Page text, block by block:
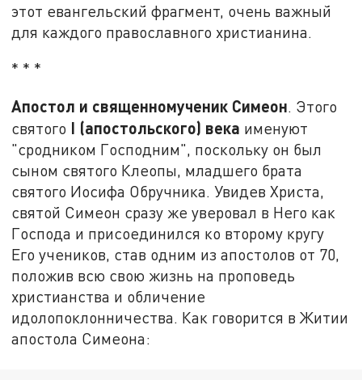
этот евангельский фрагмент, очень важный
для каждого православного христианина.
* * *
Апостол и священномученик Симеон. Этого
святого I (апостольского) века именуют
"сродником Господним", поскольку он был
сыном святого Клеопы, младшего брата
святого Иосифа Обручника. Увидев Христа,
святой Симеон сразу же уверовал в Него как
Господа и присоединился ко второму кругу
Его учеников, став одним из апостолов от 70,
положив всю свою жизнь на проповедь
христианства и обличение
идолопоклонничества. Как говорится в Житии
апостола Симеона: